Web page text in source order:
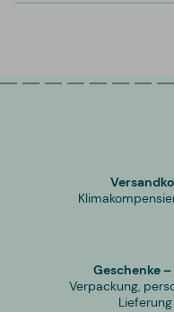
Geschenke
Verpackung,